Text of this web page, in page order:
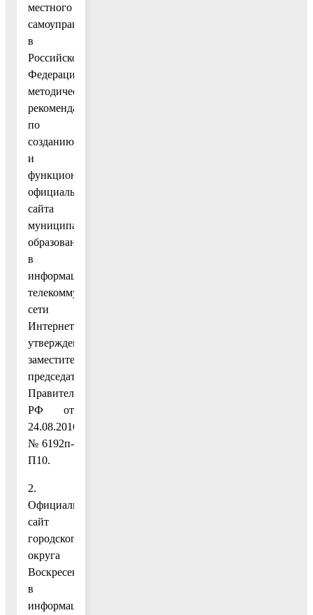
местного
самоуправления
в
Российской
Федерации»,
методическими
рекомендациями
по
созданию
и
функционированию
официального
сайта
муниципального
образования
в
информационно-
телекоммуникационной
сети
Интернет,
утвержденных
заместителем
председателя
Правительства
РФ от
24.08.2016
№ 6192п-
П10.
2.
Официальный
сайт
городского
округа
Воскресенск
в
информационно-